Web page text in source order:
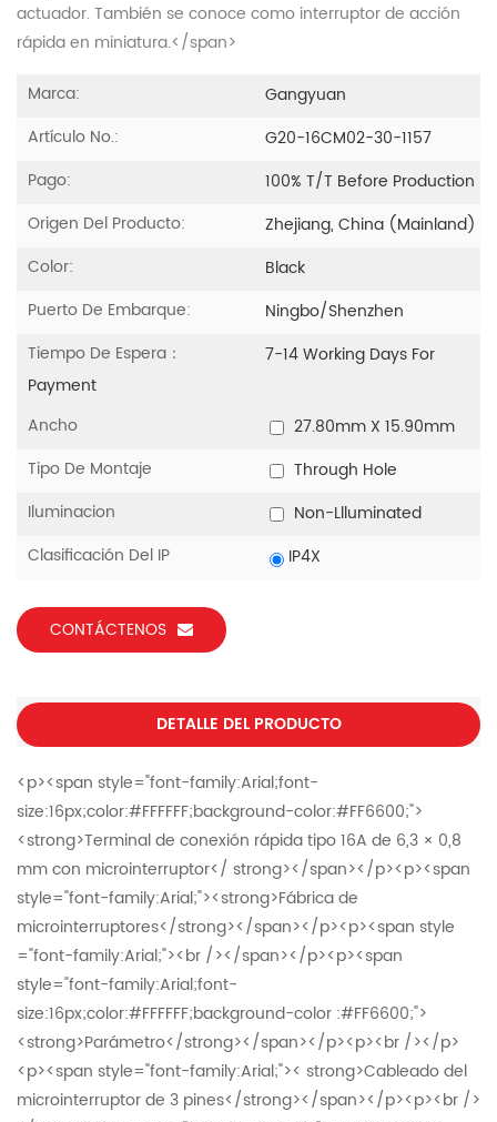
actuador. También se conoce como interruptor de acción
rápida en miniatura.</span>
Marca:
Gangyuan
Artículo No.:
G20-16CM02-30-1157
Pago:
100% T/T Before Production
Origen Del Producto:
Zhejiang, China (Mainland)
Color:
Black
Puerto De Embarque:
Ningbo/Shenzhen
Tiempo De Espera：
7-14 Working Days For
Payment
Ancho
27.80mm X 15.90mm
Tipo De Montaje
Through Hole
Iluminacion
Non-Llluminated
Clasificación Del IP
IP4X
CONTÁCTENOS
DETALLE DEL PRODUCTO
<p><span style="font-family:Arial;font-size:16px;color:#FFFFFF;background-color:#FF6600;"><strong>Terminal de conexión rápida tipo 16A de 6,3 × 0,8 mm con microinterruptor</ strong></span></p><p><span style="font-family:Arial;"><strong>Fábrica de microinterruptores</strong></span></p><p><span style ="font-family:Arial;"><br /></span></p><p><span style="font-family:Arial;font-size:16px;color:#FFFFFF;background-color :#FF6600;"><strong>Parámetro</strong></span></p><p><br /></p><p><span style="font-family:Arial;">< strong>Cableado del microinterruptor de 3 pines</strong></span></p><p><br /></p><p><span style="font-family:Arial;">Resistencia de contacto: ≤200 mΩ</span></p><p><span style="font-family:Arial;">Resistencia de aislamiento: ≥100MΩ</span></p><p><span style ="font-family:Arial;">Tensión de resistencia dieléctrica: 1500V AC 1Min</span></p><p><span style="font-family:Arial;">Temperatura de soldadura: 260±5℃ 5s< /span></p><p><span style="font-family:Arial;">Fuerza de funcionamiento: 30±15 gf</span></p><div><span style="font-family:Arial ;">Tiempo de vida: 10000 ciclos</span></div><p><span style="font-family:Arial;">Rango de temperatura de funcionamiento: -25 ℃~+125 ℃</span></p ><p><br /></p><p><span style="font-family:Arial;font-size:16px;color:#FFFFFF;color de fondo:#FF6600;"><strong>Dibujo</strong></span></p><p><br /></p><p><img src="/js/htmledit/kindeditor /attached/20220623/20220623161150_40417.jpg" alt="" /></p><p><br /></p><p><span style="font-family:Arial;font-size:16px; color:#FFFFFF;background-color:#FF6600;"><strong>¿Cómo funciona un microinterruptor?</strong></span></p><p><br /></p><p> <span style="font-family:Arial;">El microinterruptor hace contacto físico con un objeto. Después de eso, sus contactos cambian de posición.</span></p><p><span style="font-family :Arial;">El principio básico de funcionamiento es el siguiente:</span></p><p><br /></p><p><span style="font-family:Arial;">Cuando el émbolo está en la posición liberada o de reposo</span></p><p><br /></p><ul><li><span style ="font-family:Arial;">El circuito normalmente cerrado puede transportar corriente.</span></li><li><span style="font-family:Arial;">El circuito normalmente abierto está eléctricamente aislado. </span></li></ul><p><br /></p><p><span style="font-family:Arial;">Cuando se presiona o cambia el émbolo</span> </p><p><br /></p><ul><li><span style="font-family:Arial;">El circuito normalmente cerrado está abierto.</span></li>< li><span style="font-family:Arial;">El circuito normalmente abierto está cerrado.</span></li></ul><p><br /></p><p><img src="datos:imagen/png;base64,iVBORw0KGgoAAAANSUhEUgAAA88AAADpCAYAAAAalgV1AAAgAElEQVR4nOy9WXMcWZqe+Zxz3D1W7AS47xtIJpmZxaqsysrMXkZd3dUlG3VLpv4//Qv6VmYzNjcyG13IZkrSaLoltaa7tsys3BeCK7gld2IhlgAQi7ufc+bCFwRAMonOZhWzit9jRjLCw8PdI0D4d95vVd57jyAIgiAIgiAIgiAIT0W//zzXs87YAePCjdt58H7z3ee7TWzzzEPxX/7F2e9ymfM1v7BH7Ds29wFu9ptVrMzs6ytraGc44oihgZGWFkZIR6vQ5AmqYYY1BKsbq6yszMDCsrKwAMDg4yNjbGwMAASimUWr+SNE3pdrusrKywurpKHMc45/DeY4yhVqsRRRGjo6NUq1W01njvcc5hjMFai1Iq+z8iCIIg/EbxPrf0+X3cOQ/47D7cd2/3+d/ZlidbHw947zK7kO/j8Xjn0VrlSwOPYqPdEH47dLtd7t69y9raGtZawjBkaGiI8fFxarVauUYr7HqSJNy5c4d2u02SJNTrdcbGxhgZGcEYU+4L4Jyj2+2yurrK2toa3W6XJEkACIKAKIqo1Wo0m03q9TrGmNL+F+/33hMEIhkL5JsQhOfMVqQWbE1gpT4TLOQ3MaM04ElditYanYs2Vx5NsVnIFdu1BxKHc46wEm64WJs60jSlEkUoo7Z0ccWN9Wv3KS7pGTzpir85amsnzZYTz95rK59T6XLpsvkKyq2Zv2PD8ZRSpZHz3nPu3Dn+w3/4D3z++ed0u1127NjBj370I/78z/+cEydOANBut6nVagRBwPT0NP/+3/97PvnkE6y1vPnmm/zFX/wFb7zxBpVKpTSeaZqyuLjI1atX +fTTT/nyyy+ZnZ2l2+1iraXRaHDo0CF27NjBj3/8Yw4ePEi9XkdrTbvdptFo0Ol0CIKAarX67K9WEARBeCoet+H5kyyWc44ET2gye91LU7xzhCYgDE2f9cpWAZkN8hRJpf3H9B5SmxIEpnzFOkuSpFQqFaxLM0eqNhi1FWmwNfv5u89W1xNbo7D/hc0vHj948IC/+Zu/4fz587TbbUZHR3nrrbf4q7/6K06cOEGapuVawRjD0tIS/+7f/TumpqZYXFxkcnKSv/zLv+RP//RPqdVqOOdK+7+6usrNmzf57LPPuHTpEjdv3mRhYQHnHKOjo2zfvp1Dhw5x9uxZJicnGRoaotFolI76QmwPDw8/t+/hdx0Rz4LwLSZJLGEQYHRAYawUChx450hz46W0yd+hM2+ygkypqfyxx6DQocH4zLD64uaqFMYoQG9ZOAu/WQrD2mq1uH37Nnfu3GHfvn00m01qtdqG6G8RHS4Msda69BwD9Ho9Ll++zEcffcSXX37JrVu3WF5eptvtllHnbrfL8vIytVqNVqvF5OQkZ86c4dSpU1SrVay1j51XEARB+M1hrSWxKSpShCagGoVZ5liukb3zpGmKDjxKr0eUC0+tR6+bc0UZOSxkNkqVWWgqd8ZrJff4F41SilarxdWrVzl37hw7duxgaGgIrTXW2jILzBiDc658T5EZVqwfut0uN2/e5JNPPuHChQtcvXqVxcVFOp0OaZqilCKOY5aXl5mdneXhw4dcu3aNkydP8tZbb5Vrinq9Xq4zZA2QIeJZEL7NOMArrHUkSYy3KbVaFaMNuvT6qtyagi+2KlVGfcu9+nZ3NqXT6VKtVjFBQKahFd7ZTIiLgF5HbcW7noeVnyPGGNrtNjdu3ODcuXPs3LmTM2fOEAQBcRxvMGLOuQ2pVUEQlKlaU1NTvPfee3zwwQfcuHGDNE3LFG3IxLe1lm63y9zcHCsrK1y/fp25uTm01pw+fTr7GiSVTxAE4bdGEASgM4HU7rWpRBGBMaVINgq0MaAdG1Ty19ii1FniXg9jAqIoLAV1miQopQhMiCmd8cKLoHBof/XVV3z00Ufs3buX119/nXq9Xtp6yGyytXZDOndhp7vdLrdv3+bjjz/mF7/4BVeuXGFpaYlms0mz2SQMw7KUa25ujpmZGe7evcvNmzeZnZ1laGiodNhrrXEuz06sVF7kV/OtQcSzIHyL0UrjHczOznDj+nXmZh9SrUR4a7Fpgve5JzD3FrsibVtlQrrwPgPYpItRnjCMMi+idxw8cJADBw7kXs1cg4tG6iNLh3s2z98bG4YhnU6Hhw8fMjU1xe7du9mzZ89jqVP9kef+6HOSJMzMzPDee+/x61//muvXrxPHMXv37mVycpJdu3aVtdHLy8tcu3aN69ev8/DhQzqdDsYYhoeHy3P2e7sFQRCE3yxKKdbWVrhy+Qr379/NIsMovHN459C5WLLK4dV6NDlPN4N8DVBsVkbTi3soFLt27eLw4cOMjo6iAp0fSyM+0hdPIYJXVla4cuUKn376KXv27GHXrl2P7VfY/s3O7UePHnH+/Hk++eSTUjhv27aN06dPc/jwYYaHh/Hes7Kywvz8PJ9//jl3797lxo0bOOcYGRnhxz/+8YbyL3GgryPiWRC+xRgTYK3l7p07/PIXP+fi+SnqtQreWrqdNs6mGKPLtG2PxiuFVxrIRLVH4ZXCxl0CA9VqjTiOMcbw9ttvU6/XGBwcQBuNWM5vyvOr/ SrEcBRFWGtpt9vcvHmTzz//nMOHD3P69GnCMCzTs4oUrc3p271ejxs3bnDhwgVu3bpFmqbs3buXN998kx/+8IccOnSI4eFhtNYsLS1x6dIlPvroI372s5+xtLTEgwcP+PLLL5mcnOTs2bNlkzJBEAThN4+zjvnZOX75i5/zxeefY7TCoLBpgrMpYR6FTpTDqbykqy/yrFS/eFboMGRlpUUURnz3u9+lUa8zMjyMgjLarMR7/sJxzlGpVEjTlJmZGT766COOHz9Os9lkaGjosV4p/VHnwkbfu3ePqakppqen6XQ6TExM8MYbb/AHf/AHTE5OMjIyglKKbrfLwsICY2Nj/PKXv+TWrVvcu3eP999/n+PHjzM8PFw6zKVh2DryTQjCt5ggUDgHy0uL3LxxnavTl9m3ZzfNRh2XZmncoMHlqdtKAwalDF5nj0GjUAShIQoM1lkePnzIWnuNAwcPsLa2mnXvLhqTie3sI6sF39p+z4f+DtfNZhPnHMvLy1y8eJFPP/2UXbt2sWPHjtKg9QvafhG9trbGpUuXmJ2dJUkSRkdHeeWVV3jnnXd4/fXXGRgYwBhDmqbU6/Wyruru3btcuXKFOI65c+cOn3zyCcePH2d0dFTqnQRBEH5LOGdZaS1z/epVpi9dYvv4NoaHBgm0RnmH8ZnNVtplNdCsR5zVpuaUoHFaMzc7RxzH7Ny5s2wCCfRlLimMkfv8iyRNUwYHBzHGMDc3x9TUFJ988gm7du2i2WwSRVE5HaXob1II52Iyxq1bt5ienmZ+fp6BgQFOnTrF22+/zdmzZ9m+fTtBEJRrheHhYf74j/+YdrvN6uoqCwsLXLt2jYsXL3Lw4EGazSaQZcMJGSKeBeFbThgaoiig0aiyf+9ufvQn/4JXThyjEhqCwBAGATZNs/pmbQCT/WsClArwyuCVKvtyP3r0iF/84hdMnZui2axTqUaYQIPPamm0WfdWC/SlwH0NzzkiW9Q1jY2N0Ww2mZ +f5/79+3z44YccPnyYZrNZpm/3e5uLBVCapiwtLXHhwoVSPI+Pj/Pqq6/yxhtvUK/Xy3qpon6qUqlw9uxZPvzwQ+7fv8/MzAxLS0tcvXqVhYUFBgYGpN5JEATht0QYhTQbderVKvv27Obtt37ImVMnGRsZRuMJA4OzljTUWbZZOYaq6La9PnrSe0ic4h/+8R84P3WeoYFBKmFUOkS9zbOWpGHYC6dwaA8NDZVNv7744guOHTvG+Pg427dvL21+EAQbHOlaaxYWFrh58yYPHz4kjmMGBgaYnJzk5MmTjI2NlcK5aBjabDZ59dVXuXHjBlNTU3Q6HVZWVjh//jxvvvkm+/fvl6jzJuTbEIRvMc5b8I407RH32kDKtrFB9u3dRRRqAq2oVSoYkzcK00H2xwSgw/y5AWWIez3iJCYMQ2q1Gr1ej06nk837KzzU+Rxo0c4FW408P+ez5ulYExMTjI2N8fDhQy5evMilS5f45JNPmJiY4OjRo+W+xQKoMKjWWlqtVlm/NDQ0xPbt2xkfHy/TwZeXl8v5zkEQ0Ov1iKKIgwcPMjIywr1790ovdBzHWxrZJQiCIDwnrKPb7rK4uEgaJ4wOj7Bvzx7Gx0ZQzhEYhbcOM9BAhcVyPkvb3pzC7YGeVXz66adlh+WV1RWSXkwQBOtRRSnNeeGEYcjIyAgHDx5kcHCQdrvNnTt3+Pjjj5mYmKDZbKKUIk1TgLKZV5qmOOdYXFzkwYMH5fznwcFBDhw4wM6dO6lUKiRJUs55NsYQRZkTZWRkhPHxcWZmZrDW8uDBA5aXl7HWloJbSrcyRDwLwrcYXdo+h7UJziZEoaFWCwm1RilPEChCrfCazGtsdBZ1NoWIDkBptMpuys1mk0oln9Xr6TOyufiSe+NGtqIZn+N31l/HPDY2xuTkJKOjo9y/f59Lly5x+fLl0gO9+T2FYXPO0el0mJ2dxXtfdthsNpulEWw0GmitCYIg67IaBHS7XUZGRpiYmKBWq7G6usqjR49EPAuCIPy2UQqtFM6mWJcSGEUYBFnaNp5KGKBClQnnMOirV85HT/Y9dwCBQWlVpvxGYZTd/7XCWZufTxpCvmgqlQqjo6McOHCAiYkJZmdnuXjxIufOnePAgQMcOHCAer1OHMfZLPAkIY7jUjyvrq6yuLhYHisMQ4aHh4miqFwnBEGwId27SBUv1hW9Xo+1tTW63S69Xg+ttaRt9yHiWRCeO/0i4+mqKk5TlpeWuH3rFmke/VV51ZIi65iMMXQ6Ha5euUbSc2hd4fr120RhlXqlglZgDBjlyRqEGbwxoLN07Uw4G7zSWO+w1rK4uMijxUXCSpVHS8t8OXWelXaHMAhJbYpSRWOoIhV4vXZKUdxswfmtdKHeghj3oHFPnQj11G9TPbYFyMq/3Ra8o8q7Z1yaQnmPTsmNDPlCxpG6lDCMODZ5nHqzjtbZfO3NV/pNmq8opQjDEGstYRiyd+9edu7cyf379/nqq6+4ceMGv/71r9mxYwfVapUgCEjTdIMxLBqHdbvdsrlYkd5VGMtqNXOgFOlbRQS78ESHYVimgHe7Xay1/+TPIgiCIGzE4+lZx4UL50mSBJdaXGoJg5BAZWOByO+9N7+6ifMKYyJu37nHYPM8I0MDaO+yBmJKkVYCfFlutTF1G/KO3A7WEsu9+w/wWtPudrk8fRVHViebJCmg0EZvyGRSfXa2qJF1zqGMfmYUUnmyuuyv/zLw9NdrP2Wn8tP1n+Bp73n22sSpjXuppzz2Ph8Dlju0U +swQcjRo0cZGRnOrt1B9JwT1IwxjI+PMzY2xtLSEvfu3WNmZoYvvviC/fv3c+rUqWzdscl2A6WYLpwk/U7yokzLGLNhckaRKt5sNul0OuUoq0KgZ9+FRJ4LRDwLwnPF83io8vGbTeo8i4tLnJ+a4h/+59+T9Hoo78DZrBGI1gSBQQU1WisrzM/P0VpewtuUTz/5kls3b1Ov1lB4nEsIlNvQadsrnc98Nvlz8NqTupT2WoeFhQW63Q43b9ygtdzi88++oFKpkiQxrrxB5mOvvM+zujOjrPM50M5lYup53Ey1e7KxU6xnlGfn2vTqBiuXf7fGY7dwScaR14E/7cxgvCeyFq0VymdLEmtTHJ6R0VEGmxX2HdhP2Kj1fQ+bT66evPlpZ84NYbfbLZt5jIyM8ODBAy5cuMDDhw/54osvOHgwGzNWpGsVRrIgDMMyHasQwWmalo6QOI4fGz1VqVRKT7NzDqUUlUpFos6CIAjPiW6vx+Xr1/jpf/rPpHGMSyxxt5tFgpXG21w8W8vyaovWcotut8vU1BSzD+4xUK+hvMOmMVor4kD1OYyzkVN4VRpMhcJ5RTuxzMzMsrKyQtzt8ovOzzl37hyBCfP+F4DyKJXVbmmtSocsZBlN1tpsbGEQlPXRT1sCKK+I7LpN2uzvzsyKx6F43JWd2Vu/viNGbRa5Tzqxx6lnO3qdAtvnsVfZWx8T6I6UrJxcYz2k1tEcHOIv//W/oT44hDbZKiJ65hm3jrW2TLk+duwYS0tLXL58mYsXL3LlyhU++ uijcsxkIZDDMNzQFTsMw/Ln5b0nSZLSjvdP5ijWAMXPOEkSer1e2RcFKIW5iOd1RDwLwgsgiXvcu3ubD3/9Hj//x/+PWrVCNQrBWnCWQGvCwIApvH89bJKglWfV9Ujby+AdSRxj05jA+Mx4yCIqWzCHyG3OvF9Pt9khMiOuusbowi1aGOElI0qRPLBWzH7MUsNzW4VG43G/7dTfTsoOneoqhKzY9xVG89Ru1L0W21x7fZxSfJvxCnqC9+/b1ZMa6oj3eWlzqsUkKSlFv1Nmzbx8zD+8wsWOUsBZlKfLPAedc6e0tGnoMDQ2xf/9+Tp48WXbf/vzzz5mdnWV+fp4wDB/zKlcqFUZGRmi328RxzOrqKu12u5zXvLq6WtY8R1Fm+tM0ZXV1ldXVVeI4RmtNvV6nVqtJp21BEITnQGt5mf/6f/9f/OPf/zeGmgPUKxXiXheXWpR1GJXNXQ4qESjoLC+S9Lq0fBffbfHIKGySYNMYoxVd5bEUo6qK+3QxszmLSCulMNUareUVut0usQmw3TVWHs3mztUsomydxbosCq20Qiu9Xs7l122616qMFj/NTisU2q2/pjar5/yZU+qxJYB6QtZaGcXeZKc34oF0w9MnrgDygEL5liK7btPAEa8c2iiUNjgPXmm279jJ4twD4vYBBgcGn3tblGLNorVmcHCQo0ePcvLkSebm5pifn+fixYuMjo7S6XRK8QzZ2kFrTbPZZGRkhCAIyih0q9UiSZINtr44h9aaKIpotVrMzs6WkeparVZmt/WvLwQRz4LwQgiUIu12WF6YJzKK73/3Oxw/cpiBeh2jIDQaozS93hrFFCnIU42VQueRX5taIGscAuQznbP5zq6IRJN5TVNv8cpl6b3K5DfowquscM5jrctSsp3P0pXIaqCMCde7cvpM67rc8JSGc5NAVkrhvMO7jfttNrRKKdI+L3lm6HnivgWlIPaU6dKlwcHSb4rXva35G3IK8dy/ ffO+3qekto3yUAkrUNTHHOggpFJvsHfvBI16mE0Ee05474njuHyslGJoaIjJyUnefPNNut0uH3zwAVNTU8zMzJTR4SKqXKR9N5tN9u3bx6VLl2i1WszPz7OwsECSJFSrVUZHR8sUvDRNMcawtLTE3NwcS0tL5X7j4+MMDg5Kt01BEITngLMpq4uz1LXj1JH9nDh2jGa9TjZc0lONojxKq3